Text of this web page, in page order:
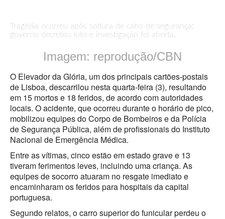
Tragédia ocorreu após soltura de cabo de segurança;
governo decretou luto e investigação foi aberta.
Imagem: reprodução/CBN
O Elevador da Glória, um dos principais cartões-postais
de Lisboa, descarrilou nesta quarta-feira (3), resultando
em 15 mortos e 18 feridos, de acordo com autoridades
locais. O acidente, que ocorreu durante o horário de pico,
mobilizou equipes do Corpo de Bombeiros e da Polícia
de Segurança Pública, além de profissionais do Instituto
Nacional de Emergência Médica.
Entre as vítimas, cinco estão em estado grave e 13
tiveram ferimentos leves, incluindo uma criança. As
equipes de socorro atuaram no resgate imediato e
encaminharam os feridos para hospitais da capital
portuguesa.
Segundo relatos, o carro superior do funicular perdeu o